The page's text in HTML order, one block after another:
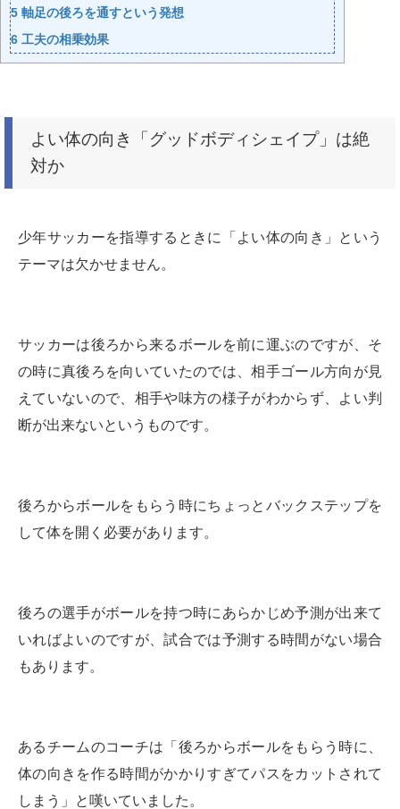
5 軸足の後ろを通すという発想
6 工夫の相乗効果
よい体の向き「グッドボディシェイプ」は絶
対か
少年サッカーを指導するときに「よい体の向き」という
テーマは欠かせません。
サッカーは後ろから来るボールを前に運ぶのですが、そ
の時に真後ろを向いていたのでは、相手ゴール方向が見
えていないので、相手や味方の様子がわからず、よい判
断が出来ないというものです。
後ろからボールをもらう時にちょっとバックステップを
して体を開く必要があります。
後ろの選手がボールを持つ時にあらかじめ予測が出来て
いればよいのですが、試合では予測する時間がない場合
もあります。
あるチームのコーチは 「後ろからボールをもらう時に、
体の向きを作る時間がかかりすぎてパスをカットされて
しまう」
と嘆いていました。